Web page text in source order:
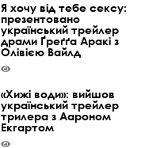
Я хочу від тебе сексу:
презентовано
український трейлер
драми Ґреґґа Аракі з
Олівією Вайлд
«Хижі води»: вийшов
український трейлер
трилера з Аароном
Екгартом